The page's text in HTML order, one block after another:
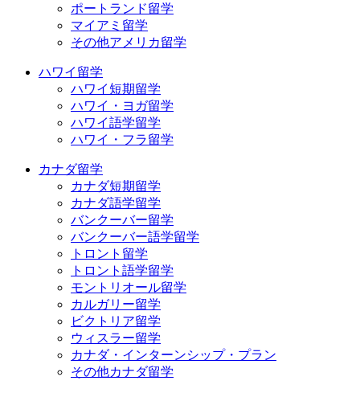
ポートランド留学
マイアミ留学
その他アメリカ留学
ハワイ留学
ハワイ短期留学
ハワイ・ヨガ留学
ハワイ語学留学
ハワイ・フラ留学
カナダ留学
カナダ短期留学
カナダ語学留学
バンクーバー留学
バンクーバー語学留学
トロント留学
トロント語学留学
モントリオール留学
カルガリー留学
ビクトリア留学
ウィスラー留学
カナダ・インターンシップ・プラン
その他カナダ留学